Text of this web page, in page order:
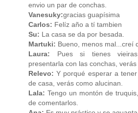
envio un par de conchas.
Vanesuky:gracias guapísima
Carlos: Felíz año a tí tambien
Su: La casa se da por besada.
Martuki: Bueno, menos mal...creí
Laura: Pues si tienes
presentarla con las conchas,
Relevo: Y porqué esperar a
de casa, verás como alucinan.
Lala: Tengo un montón de
de comentarlos.